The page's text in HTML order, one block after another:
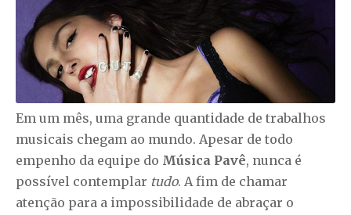
Em um mês, uma grande quantidade de trabalhos
musicais chegam ao mundo. Apesar de todo
empenho da equipe do Música Pavê, nunca é
possível contemplar tudo. A fim de chamar
atenção para a impossibilidade de abraçar o